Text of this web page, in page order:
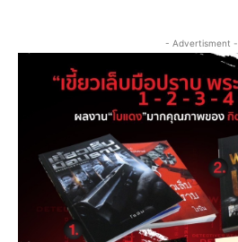
- Advertisment -